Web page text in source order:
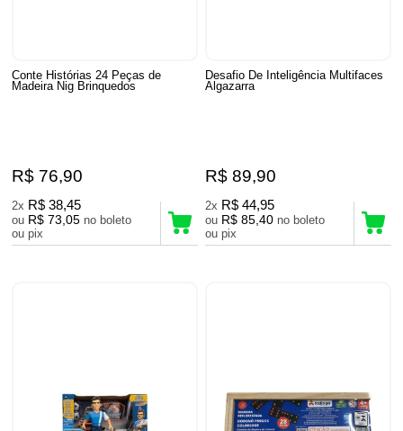
Conte Histórias 24 Peças de
Madeira Nig Brinquedos
R$ 76,90
2x R$ 38,45
ou R$ 73,05 no boleto
ou pix
Desafio De Inteligência Multifaces
Algazarra
R$ 89,90
2x R$ 44,95
ou R$ 85,40 no boleto
ou pix